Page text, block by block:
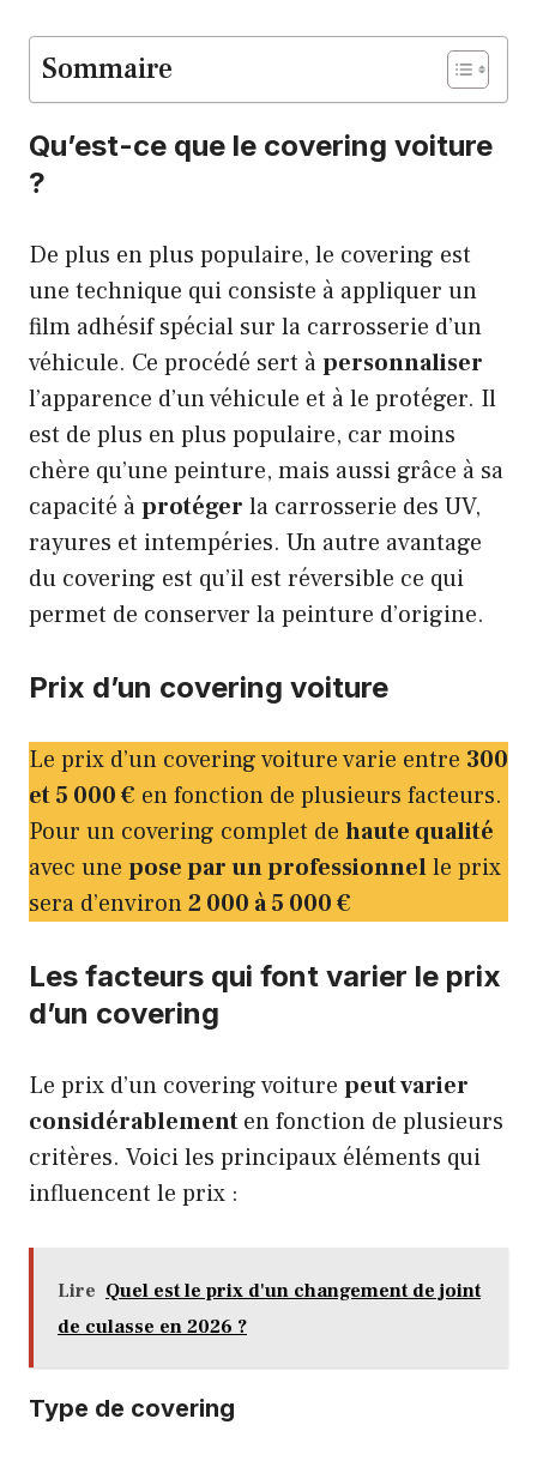
Sommaire
Qu’est-ce que le covering voiture
?
De plus en plus populaire, le covering est
une technique qui consiste à appliquer un
film adhésif spécial sur la carrosserie d’un
véhicule. Ce procédé sert àpersonnaliser
l’apparence d’un véhicule et à le protéger. Il
est de plus en plus populaire, car moins
chère qu’une peinture, mais aussi grâce à sa
capacité àprotéger la carrosserie des UV,
rayures et intempéries. Un autre avantage
du covering est qu’il est réversible ce qui
permet de conserver la peinture d’origine.
Prix d’un covering voiture
Le prix d’un covering voiture varie entre 300
et 5 000 € en fonction de plusieurs facteurs.
Pour un covering complet de haute qualité
avec une pose par un professionnelle prix
sera d’environ2 000 à 5 000 €
Les facteurs qui font varier le prix
d’un covering
Le prix d’un covering voiture peut varier
considérablementen fonction de plusieurs
critères. Voici les principaux éléments qui
influencent le prix :
Lire Quel est le prix d'un changement de joint
de culasse en 2026 ?
Type de covering